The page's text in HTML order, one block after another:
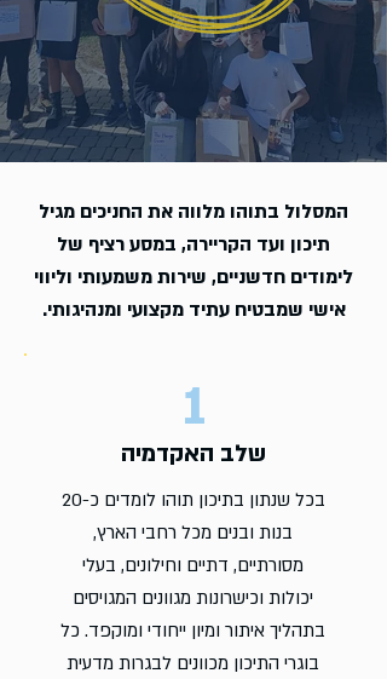
המסלול בתוהו מלווה את החניכים מגיל
תיכון ועד הקריירה, במסע רציף של
לימודים חדשניים, שירות משמעותי וליווי
אישי שמבטיח עתיד מקצועי ומנהיגותי.
1
שלב האקדמיה
בכל שנתון בתיכון תוהו לומדים כ-20
בנות ובנים מכל רחבי הארץ,
מסורתיים, דתיים וחילונים, בעלי
יכולות וכישרונות מגוונים המגויסים
בתהליך איתור ומיון ייחודי ומוקפד. כל
בוגרי התיכון מכוונים לבגרות מדעית